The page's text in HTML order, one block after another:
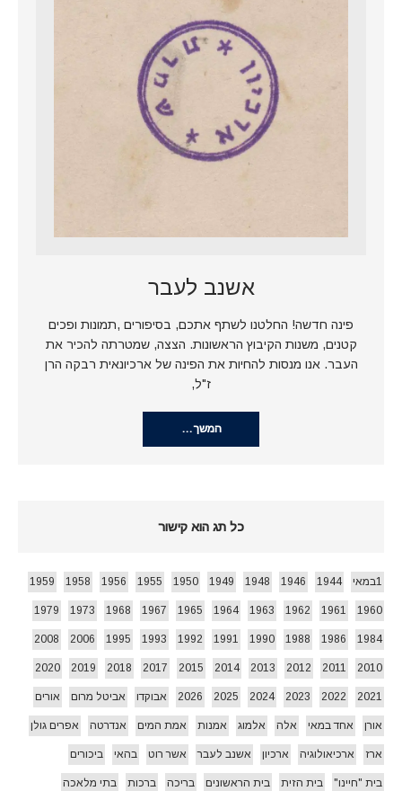
אשנב לעבר
פינה חדשה! החלטנו לשתף אתכם, בסיפורים ,תמונות ופכים
קטנים, משנות הקיבוץ הראשונות. הצצה, שמטרתה להכיר את
העבר. אנו מנסות להחיות את הפינה של ארכיונאית רבקה הרן
ז"ל,
המשך…
כל תג הוא קישור
1במאי 1944
1946
1948
1949
1950
1955
1956
1958
1959
1960
1961
1962
1963
1964
1965
1967
1968
1973
1979
1984
1986
1988
1990
1991
1992
1993
1995
2006
2008
2010
2011
2012
2013
2014
2015
2017
2018
2019
2020
2021
2022
2023
2024
2025
2026 אבוקדו אביטל מרום אורים
אורן אחד במאי אלה אלמוג אמנות אמת המים אנדרטה אפרים גולן
ארז ארכיאולוגיה ארכיון אשנב לעבר אשר רוט בהאי ביכורים
בית "חיינו" בית הזית בית הראשונים בריכה ברכות בתי מלאכה